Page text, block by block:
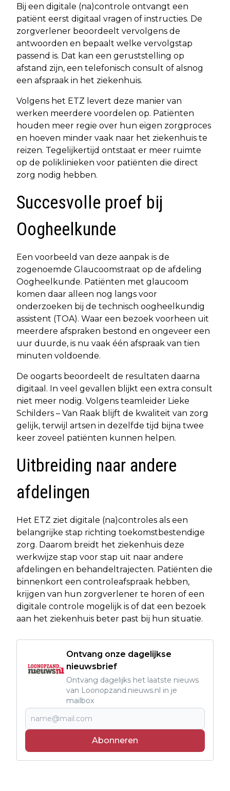
Bij een digitale (na)controle ontvangt een
patiënt eerst digitaal vragen of instructies. De
zorgverlener beoordeelt vervolgens de
antwoorden en bepaalt welke vervolgstap
passend is. Dat kan een geruststelling op
afstand zijn, een telefonisch consult of alsnog
een afspraak in het ziekenhuis.
Volgens het ETZ levert deze manier van
werken meerdere voordelen op. Patiënten
houden meer regie over hun eigen zorgproces
en hoeven minder vaak naar het ziekenhuis te
reizen. Tegelijkertijd ontstaat er meer ruimte
op de poliklinieken voor patiënten die direct
zorg nodig hebben.
Succesvolle proef bij
Oogheelkunde
Een voorbeeld van deze aanpak is de
zogenoemde Glaucoomstraat op de afdeling
Oogheelkunde. Patiënten met glaucoom
komen daar alleen nog langs voor
onderzoeken bij de technisch oogheelkundig
assistent (TOA). Waar een bezoek voorheen uit
meerdere afspraken bestond en ongeveer een
uur duurde, is nu vaak één afspraak van tien
minuten voldoende.
De oogarts beoordeelt de resultaten daarna
digitaal. In veel gevallen blijkt een extra consult
niet meer nodig. Volgens teamleider Lieke
Schilders – Van Raak blijft de kwaliteit van zorg
gelijk, terwijl artsen in dezelfde tijd bijna twee
keer zoveel patiënten kunnen helpen.
Uitbreiding naar andere
afdelingen
Het ETZ ziet digitale (na)controles als een
belangrijke stap richting toekomstbestendige
zorg. Daarom breidt het ziekenhuis deze
werkwijze stap voor stap uit naar andere
afdelingen en behandeltrajecten. Patiënten die
binnenkort een controleafspraak hebben,
krijgen van hun zorgverlener te horen of een
digitale controle mogelijk is of dat een bezoek
aan het ziekenhuis beter past bij hun situatie.
Ontvang onze dagelijkse
nieuwsbrief
Ontvang dagelijks het laatste nieuws
van Loonopzand.nieuws.nl in je
mailbox
Abonneren